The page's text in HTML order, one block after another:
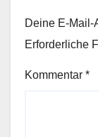
Deine E-Mail-
Erforderliche
Kommentar *